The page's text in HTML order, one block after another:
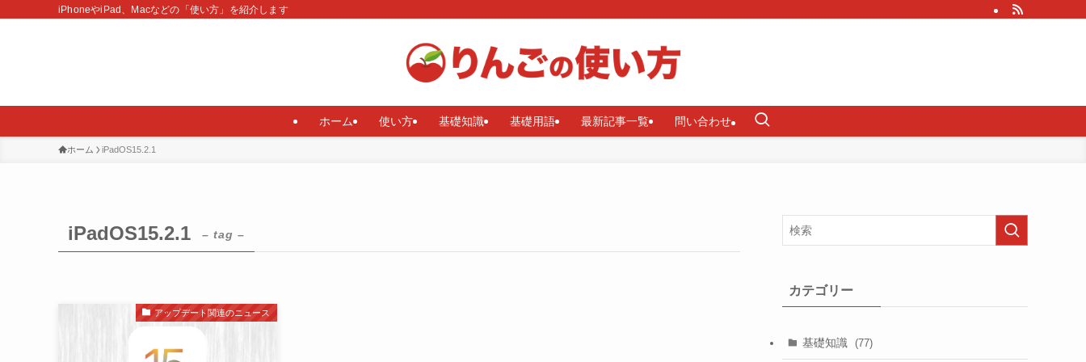
iPhoneやiPad、Macなどの「使い方」を紹介します
ホーム 使い方 基礎知識 基礎用語 最新記事一覧 問い合わせ
ホーム iPadOS15.2.1
iPadOS15.2.1 – tag –
アップデート関連のニュース
カテゴリー
基礎知識 (77)